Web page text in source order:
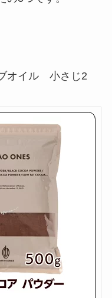
オイル 小さじ2